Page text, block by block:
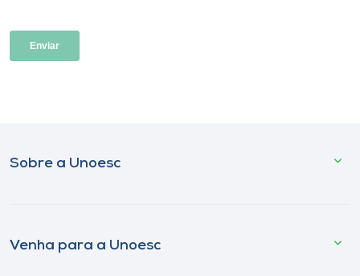
Sobre a Unoesc
Venha para a Unoesc